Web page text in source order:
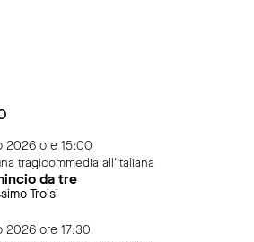
2026 ore 15:00
tragicommedia all'italiana
da tre
Troisi
2026 ore 17:30